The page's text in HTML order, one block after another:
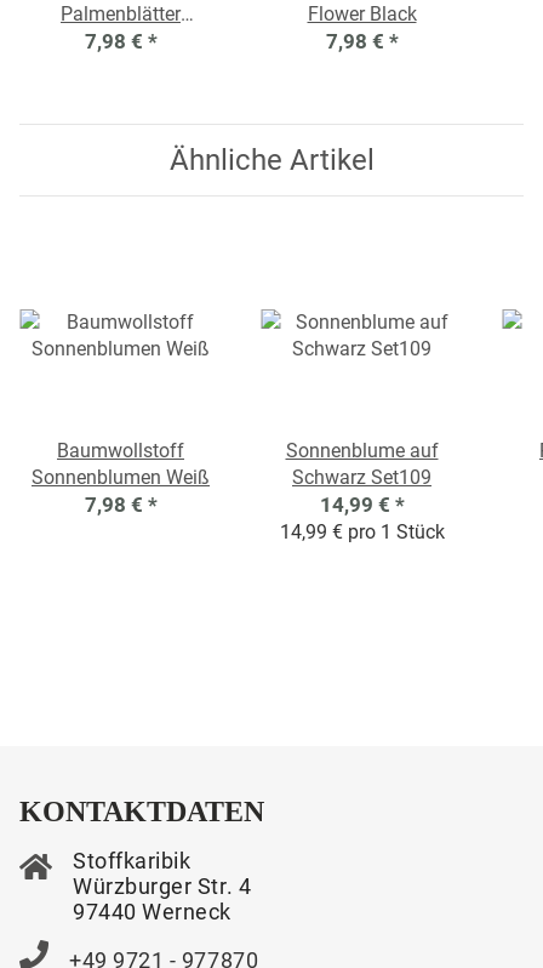
Palmenblätter
Tropische Blüten
7,98 € *
Flower Black
7,98 € *
Ähnliche Artikel
Baumwollstoff
Sonnenblumen Weiß
7,98 € *
Sonnenblume auf
Schwarz Set109
14,99 € *
14,99 € pro 1 Stück
KONTAKTDATEN
Stoffkaribik
Würzburger Str. 4
97440 Werneck
+49 9721 - 977870